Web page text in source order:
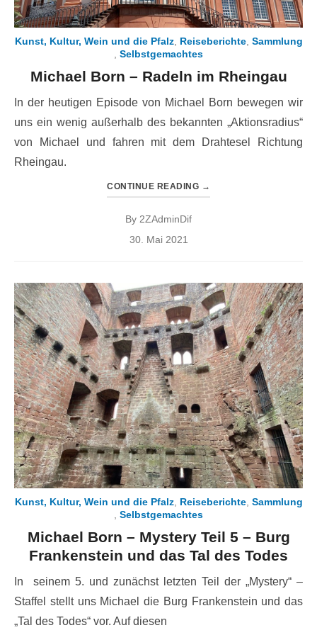
Kunst, Kultur, Wein und die Pfalz, Reiseberichte, Sammlung
, Selbstgemachtes
Michael Born – Radeln im Rheingau
In der heutigen Episode von Michael Born bewegen wir
uns ein wenig außerhalb des bekannten „Aktionsradius“
von Michael und fahren mit dem Drahtesel Richtung
Rheingau.
CONTINUE READING →
By 2ZAdminDif
Posted
30. Mai 2021
Kunst, Kultur, Wein und die Pfalz, Reiseberichte, Sammlung
Selbstgemachtes
Michael Born – Mystery Teil 5 – Burg
Frankenstein und das Tal des Todes
In seinem 5. und zunächst letzten Teil der „Mystery“ –
Staffel stellt uns Michael die Burg Frankenstein und das
„Tal des Todes“ vor. Auf diesen